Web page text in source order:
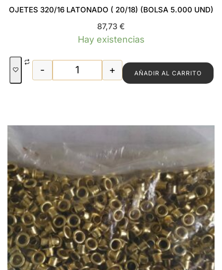
OJETES 320/16 LATONADO ( 20/18) (BOLSA 5.000 UND)
87,73 €
Hay existencias
OJETES 320/16 LATONADO ( 20/18)
- + AÑADIR AL CARRITO